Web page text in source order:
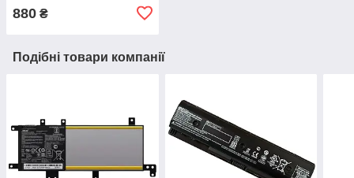
880 ₴
Подібні товари компанії